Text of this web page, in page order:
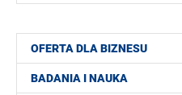
OFERTA DLA BIZNESU
BADANIA I NAUKA